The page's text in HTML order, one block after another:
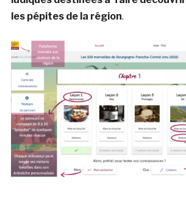
les pépites de la région.